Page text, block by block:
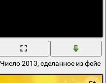
Число 2013, сделанное из